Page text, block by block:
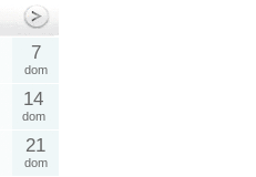
7
dom
14
dom
21
dom